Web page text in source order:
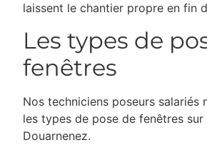
laissent le chantier propre en fin
Les types de
fenêtres
Nos techniciens poseurs salariés
les types de pose de fenêtres
Douarnenez.